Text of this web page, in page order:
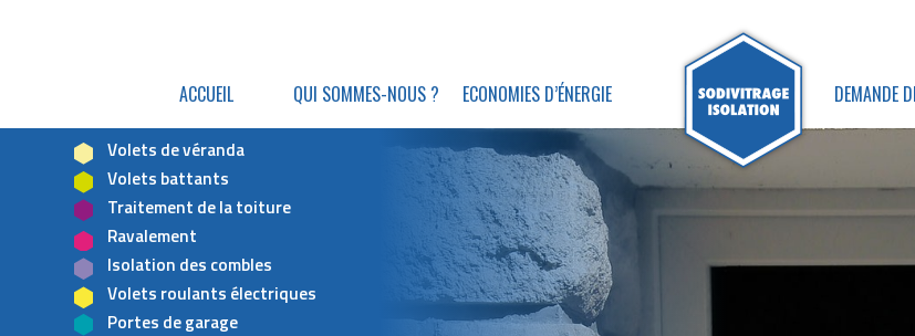
ACCUEIL QUI SOMMES-NOUS ? ECONOMIES D’ÉNERGIE DEMANDE
Volets de véranda
Volets battants
Traitement de la toiture
Ravalement
Isolation des combles
Volets roulants électriques
Portes de garage